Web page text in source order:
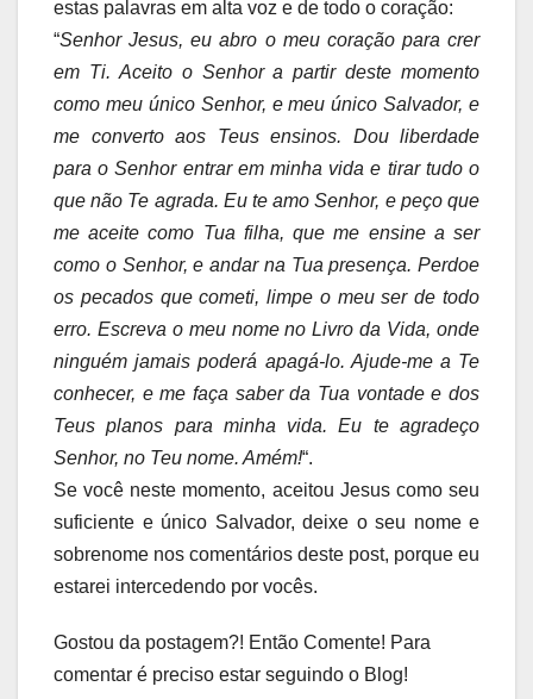
estas palavras em alta voz e de todo o coração:
“Senhor Jesus, eu abro o meu coração para crer
em Ti. Aceito o Senhor a partir deste momento
como meu único Senhor, e meu único Salvador, e
me converto aos Teus ensinos. Dou liberdade
para o Senhor entrar em minha vida e tirar tudo o
que não Te agrada. Eu te amo Senhor, e peço que
me aceite como Tua filha, que me ensine a ser
como o Senhor, e andar na Tua presença. Perdoe
os pecados que cometi, limpe o meu ser de todo
erro. Escreva o meu nome no Livro da Vida, onde
ninguém jamais poderá apagá-lo. Ajude-me a Te
conhecer, e me faça saber da Tua vontade e dos
Teus planos para minha vida. Eu te agradeço
Senhor, no Teu nome. Amém!“.
Se você neste momento, aceitou Jesus como seu
suficiente e único Salvador, deixe o seu nome e
sobrenome nos comentários deste post, porque eu
estarei intercedendo por vocês.
Gostou da postagem?! Então Comente! Para
comentar é preciso estar seguindo o Blog!